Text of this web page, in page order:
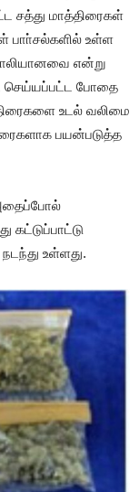
சத்து மாத்திரைகள்
பாா்சல்களில் உள்ள
என்று
செய்யப்பட்ட போதை
உடல் வலிமை
பயன்படுத்த
அதைப்போல்
கட்டுப்பாட்டு
உள்ளது.